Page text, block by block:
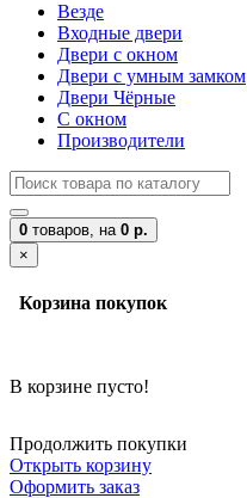
Везде
Входные двери
Двери с окном
Двери с умным замком
Двери Чёрные
C окном
Производители
0 товаров, на 0 р.
×
Корзина покупок
В корзине пусто!
Продолжить покупки
Открыть корзину
Оформить заказ